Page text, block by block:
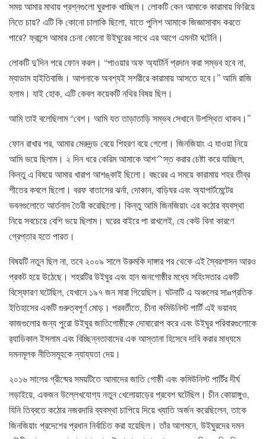
সময় আমার মাথায় প্রশ্নগুলো ঘুরপাক খাচ্ছিল। লোকটি কেন আমাকে কারামায় ফিরিয়ে
নিতে চায়? এটি কি কোনো চালাকি ছিলো, যাতে পুলিশ আমাকে জিজ্ঞাসাবাদ করতে
পারে? ফ্রান্সে আমার চেনা কোনো উইঘুরের সাথে এর আগে এমনটা ঘটেনি।
লোকটি দু’দিন পরে ফোন করল। “পাওয়ার অফ অ্যাটর্নি প্রদান করা সম্ভব হবে না,
ম্যাডাম হাইতিবাজি। আপনাকে অবশ্যই সশরীরে কারামায় আসতে হবে।” আমি রাজি
হলাম। যাই হোক, এটি কেবল কয়েকটি নথির বিষয় ছিল।
আমি তাই বলেছিলাম “বেশ। আমি যত তাড়াতাড়ি সম্ভব সেখানে উপস্থিত থাকব।”
ফোন রাখার পর, আমার মেরুদন্ড বেয়ে শিহরণ বয়ে গেলো। জিনজিয়াং এ যাওয়া নিয়ে
আমি ভয়ে ছিলাম। ২ দিন ধরে কেরিম আমাকে আশ^স্ত করার চেষ্টা করে যাচ্ছিল,
কিন্তু এ বিষয়ে আমার খারাপ আশঙ্কাই ছিলো। বছরের এ সময়ে কারামায় শহর তীব্র
শীতের কবলে ছিলো। বরফ বাতাসের ঝর্না, দোকান, বাড়িঘর এবং অ্যাপার্টমেন্টের
ভবনগুলোতে আর্তনাদ তৈরী করেছিলো। কিন্তু আমি জিনজিয়াং এর কঠোর ব্যবস্থা
নিয়ে সবচেয়ে বেশি ভয়ে ছিলাম। ঘরের বাইরে পা রাখলেই, যে কেউ বিনা কারণে
গ্রেপ্তার হতে পারত।
বিষয়টি নতুন ছিল না, তবে ২০০৯ সালে উরুমকি দাঙ্গার পর থেকে এই স্বৈরশাসন আরও
প্রকট হয়ে উঠেছে। শহরটির উইঘুর এবং হান জনগোষ্ঠীর মধ্যে সহিংসতার একটি
বিস্ফোরণ ঘটেছিল, যেখানে ১৯৭ জন মারা গিয়েছিল। ঘটনাটি এ অঞ্চলের সা¤প্রতিক
ইতিহাসের একটি গুরুত্বপূর্ণ মোড়। পরবর্তীতে, চীনা কমিউনিস্ট পার্টি এই ভয়াবহ
কাজগুলোর জন্য পুরো উইঘুর জাতিগোষ্ঠীকে দোষারোপ করে এবং উইঘুর পরিবারগুলোকে
র‌্যাডিকাল ইসলাম এবং বিচ্ছিন্নতাবাদের এক আস্তানা হিসেবে দাবি করার মাধ্যমে
দমনমূলক নীতিসমূহকে ন্যায্যতা দেয়।
২০১৬ সালের গ্রীষ্মের সময়টিতে আমাদের জাতি গোষ্ঠী এবং কমিউনিস্ট পার্টির দীর্ঘ
লড়াইয়ে, একজন উল্লেখযোগ্য নতুন খেলোয়াড়ের প্রবেশ ঘটেছিল। চীন কোয়াঙ্গুও,
যিনি তিব্বতে কঠোর নজরদারি ব্যবস্থা চাপিয়ে দিয়ে খ্যাতি অর্জন করেছিলেন, তাকে
জিনজিয়াং প্রদেশের প্রধান নির্বাচিত করা হয়েছিল। তাঁর আগমনে, উইঘুরদের দমন